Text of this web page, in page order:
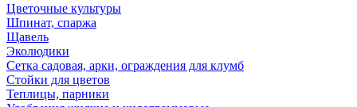
Цветочные культуры
Шпинат, спаржа
Щавель
Эколюдики
Сетка садовая, арки, ограждения для клумб
Стойки для цветов
Теплицы, парники